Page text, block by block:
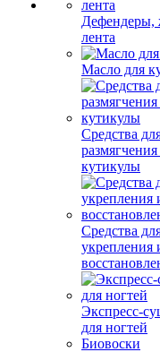
Дефендеры,
лента
Масло для
Средства
кутикулы
Средства
укрепления
Экспресс-
для ногтей
Биовоски